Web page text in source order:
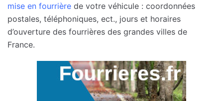
mise en fourrière de votre véhicule : coordonnées
postales, téléphoniques, ect., jours et horaires
d’ouverture des fourrières des grandes villes de
France.